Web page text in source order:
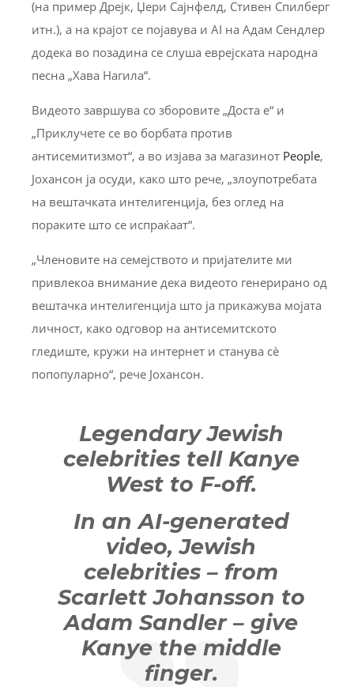
(на пример Дрејк, Џери Сајнфелд, Стивен Спилберг
итн.), а на крајот се појавува и AI на Адам Сендлер
додека во позадина се слуша еврејската народна
песна „Хава Нагила“.
Видеото завршува со зборовите „Доста е“ и
„Приклучете се во борбата против
антисемитизмот“, а во изјава за магазинот People,
Јохансон ја осуди, како што рече, „злоупотребата
на вештачката интелигенција, без оглед на
пораките што се испраќаат“.
„Членовите на семејството и пријателите ми
привлекоа внимание дека видеото генерирано од
вештачка интелигенција што ја прикажува мојата
личност, како одговор на антисемитското
гледиште, кружи на интернет и станува сè
попопуларно“, рече Јохансон.
Legendary Jewish
celebrities tell Kanye
West to F-off.
In an AI-generated
video, Jewish
celebrities – from
Scarlett Johansson to
Adam Sandler – give
Kanye the middle
finger.